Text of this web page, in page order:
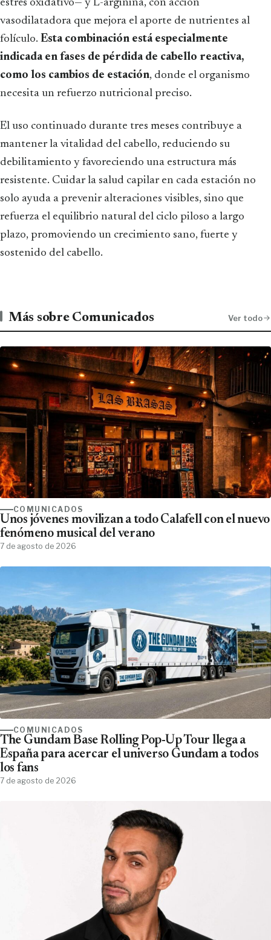
estrés oxidativo— y L-arginina, con acción
vasodilatadora que mejora el aporte de nutrientes al
folículo. Esta combinación está especialmente
indicada en fases de pérdida de cabello reactiva,
como los cambios de estación, donde el organismo
necesita un refuerzo nutricional preciso.
El uso continuado durante tres meses contribuye a
mantener la vitalidad del cabello, reduciendo su
debilitamiento y favoreciendo una estructura más
resistente. Cuidar la salud capilar en cada estación no
solo ayuda a prevenir alteraciones visibles, sino que
refuerza el equilibrio natural del ciclo piloso a largo
plazo, promoviendo un crecimiento sano, fuerte y
sostenido del cabello.
Más sobre Comunicados Ver todo
COMUNICADOS
Unos jóvenes movilizan a todo Calafell con el nuevo
fenómeno musical del verano
7 de agosto de 2026
COMUNICADOS
The Gundam Base Rolling Pop-Up Tour llega a
España para acercar el universo Gundam a todos
los fans
7 de agosto de 2026